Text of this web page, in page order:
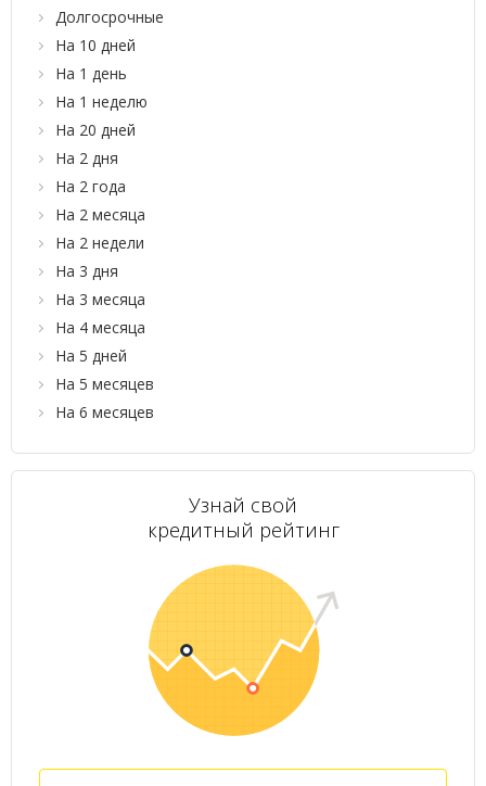
Долгосрочные
На 10 дней
На 1 день
На 1 неделю
На 20 дней
На 2 дня
На 2 года
На 2 месяца
На 2 недели
На 3 дня
На 3 месяца
На 4 месяца
На 5 дней
На 5 месяцев
На 6 месяцев
Узнай свой
кредитный рейтинг